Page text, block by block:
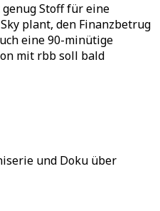
Stoff für eine
plant, den Finanzbetrug
eine 90-minütige
mit rbb soll bald
und Doku über